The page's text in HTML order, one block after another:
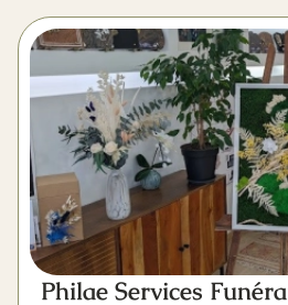
Philae Services